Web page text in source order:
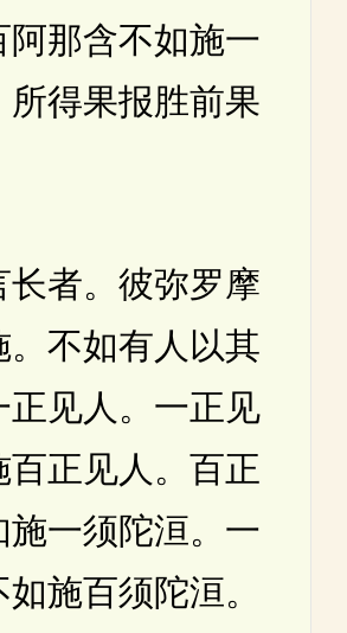
阿那含不如施一
所得果报胜前果
者。彼弥罗摩
。不如有人以其
正见人。一正见
百正见人。百正
施一须陀洹。一
施百须陀洹。